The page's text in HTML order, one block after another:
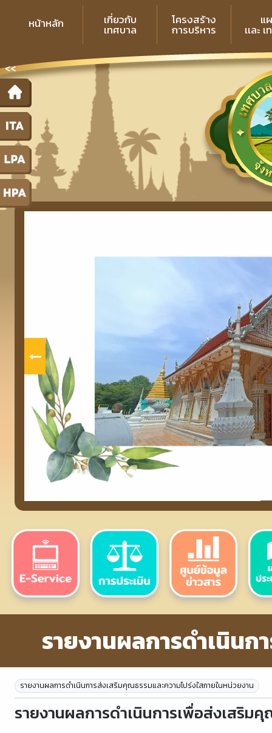
<<
หน้าหลัก เกี่ยวกับ
เทศบาล
โครงสร้าง
การบริหาร
แ
เเละ
รายงานผลการดำเนินก
รายงานผลการดำเนินการส่งเสริมคุณธรรมและความโปร่งใสภายในหน่วยงาน
รายงานผลการดำเนินการเพื่อส่งเสริม